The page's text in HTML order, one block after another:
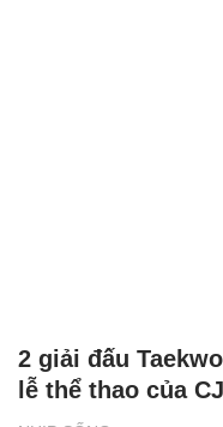
2 giải đấu
lễ thể thao của